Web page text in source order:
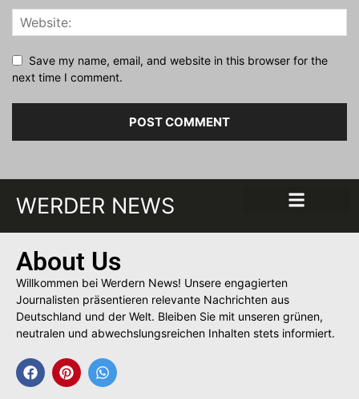
Save my name, email, and website in this browser for the
next time I comment.
WERDER NEWS
About Us
Willkommen bei Werdern News! Unsere engagierten
Journalisten präsentieren relevante Nachrichten aus
Deutschland und der Welt. Bleiben Sie mit unseren grünen,
neutralen und abwechslungsreichen Inhalten stets informiert.